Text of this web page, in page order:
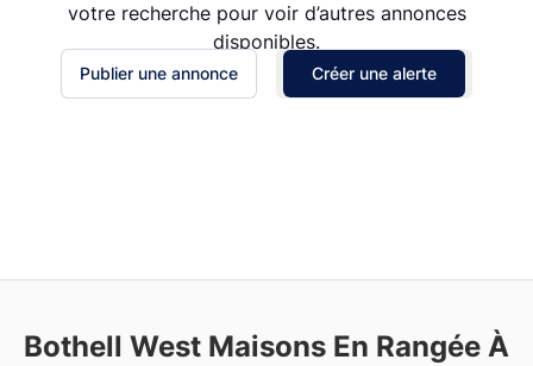
votre recherche pour voir d’autres annonces
disponibles.
Publier une annonce Créer une alerte
Bothell West Maisons En Rangée À